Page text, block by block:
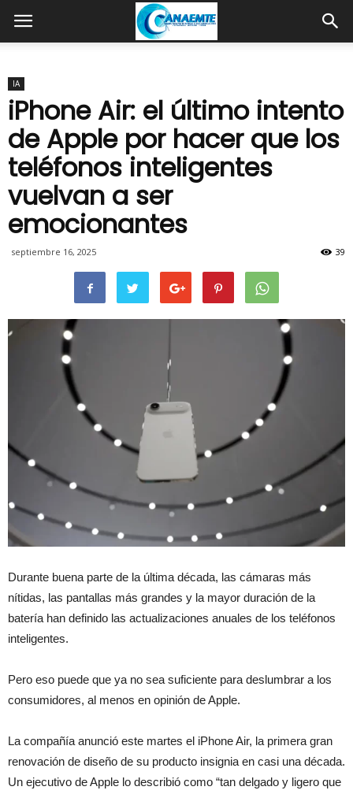
IA
iPhone Air: el último intento
de Apple por hacer que los
teléfonos inteligentes
vuelvan a ser
emocionantes
septiembre 16, 2025 39
Durante buena parte de la última década, las cámaras más
nítidas, las pantallas más grandes y la mayor duración de la
batería han definido las actualizaciones anuales de los teléfonos
inteligentes.
Pero eso puede que ya no sea suficiente para deslumbrar a los
consumidores, al menos en opinión de Apple.
La compañía anunció este martes el iPhone Air, la primera gran
renovación de diseño de su producto insignia en casi una década.
Un ejecutivo de Apple lo describió como “tan delgado y ligero que